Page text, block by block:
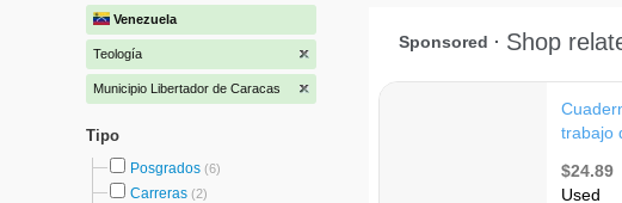
Venezuela
Teología
Municipio Libertador de Caracas
Tipo
Posgrados (6)
Carreras (2)